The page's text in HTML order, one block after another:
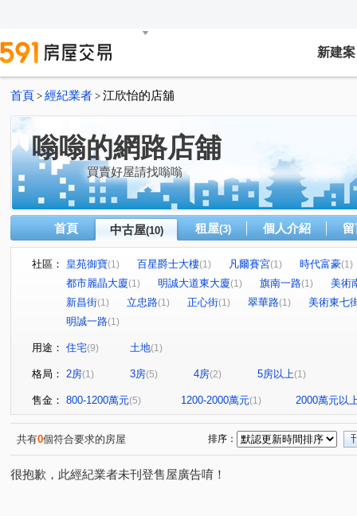
新建案
首頁 > 經紀業者 > 江欣怡的店舖
嗡嗡的網路店舖
買賣好屋請找嗡嗡
首頁 中古屋(10) 租屋(3) 個人介紹
社區： 皇苑御寶(1) 百星爵士大樓(1) 凡爾賽宮(1) 時代富豪(1)
都市麗晶大廈(1) 明誠大道東大廈(1) 旗南一路(1)
美術
新昌街(1) 立忠路(1) 正心街(1) 翠華路(1)
美術東七
明誠一路(1)
用途： 住宅(9) 土地(1)
格局： 2房(1) 3房(5) 4房(2) 5房以上(1)
售金： 800-1200萬元(5) 1200-2000萬元(1) 2000萬元以
共有0個符合要求的房屋 排序：
很抱歉，此經紀業者未刊登售屋廣告唷！